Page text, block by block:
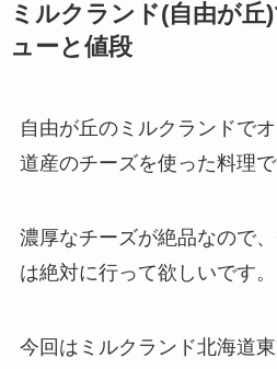
ミルクランド(自由が
ューと値段
自由が丘のミルクランドで
道産のチーズを使った料理で
濃厚なチーズが絶品なので
は絶対に行って欲しいです。
今回はミルクランド北海道